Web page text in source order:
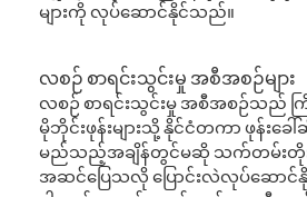
များကို လုပ်ဆောင်နိုင်သည်။
လစဉ် စာရင်းသွင်းမှု အစီအစဉ်များ
လစဉ် စာရင်းသွင်းမှု အစီအစဉ်သည် ကြိုး
မိုဘိုင်းဖုန်းများသို့ နိုင်ငံတကာ ဖုန်းခေါ်
မည်သည့်အချိန်တွင်မဆို သက်တမ်းတို
အဆင်ပြေသလို ပြောင်းလဲလုပ်ဆော